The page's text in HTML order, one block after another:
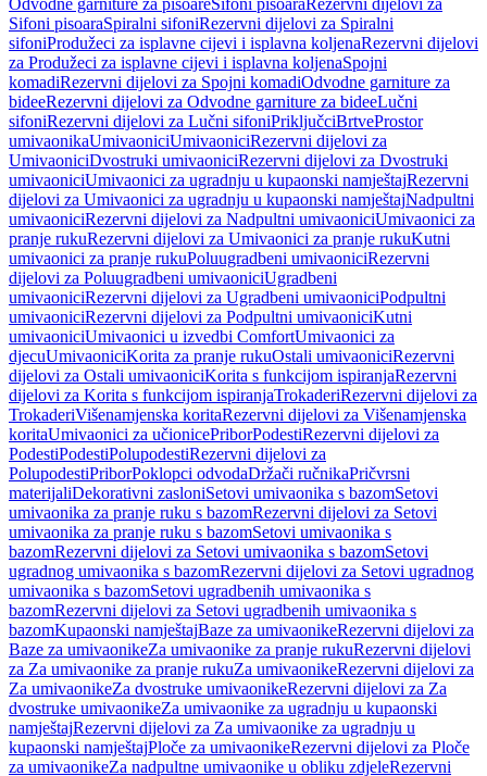
Odvodne garniture za pisoareSifoni pisoaraRezervni dijelovi za
Sifoni pisoaraSpiralni sifoniRezervni dijelovi za Spiralni
sifoniProdužeci za isplavne cijevi i isplavna koljenaRezervni dijelovi
za Produžeci za isplavne cijevi i isplavna koljenaSpojni
komadiRezervni dijelovi za Spojni komadiOdvodne garniture za
bideeRezervni dijelovi za Odvodne garniture za bideeLučni
sifoniRezervni dijelovi za Lučni sifoniPriključciBrtveProstor
umivaonikaUmivaoniciUmivaoniciRezervni dijelovi za
UmivaoniciDvostruki umivaoniciRezervni dijelovi za Dvostruki
umivaoniciUmivaonici za ugradnju u kupaonski namještajRezervni
dijelovi za Umivaonici za ugradnju u kupaonski namještajNadpultni
umivaoniciRezervni dijelovi za Nadpultni umivaoniciUmivaonici za
pranje rukuRezervni dijelovi za Umivaonici za pranje rukuKutni
umivaonici za pranje rukuPoluugradbeni umivaoniciRezervni
dijelovi za Poluugradbeni umivaoniciUgradbeni
umivaoniciRezervni dijelovi za Ugradbeni umivaoniciPodpultni
umivaoniciRezervni dijelovi za Podpultni umivaoniciKutni
umivaoniciUmivaonici u izvedbi ComfortUmivaonici za
djecuUmivaoniciKorita za pranje rukuOstali umivaoniciRezervni
dijelovi za Ostali umivaoniciKorita s funkcijom ispiranjaRezervni
dijelovi za Korita s funkcijom ispiranjaTrokaderiRezervni dijelovi za
TrokaderiVišenamjenska koritaRezervni dijelovi za Višenamjenska
koritaUmivaonici za učionicePriborPodestiRezervni dijelovi za
PodestiPodestiPolupodestiRezervni dijelovi za
PolupodestiPriborPoklopci odvodaDržači ručnikaPričvrsni
materijaliDekorativni zasloniSetovi umivaonika s bazomSetovi
umivaonika za pranje ruku s bazomRezervni dijelovi za Setovi
umivaonika za pranje ruku s bazomSetovi umivaonika s
bazomRezervni dijelovi za Setovi umivaonika s bazomSetovi
ugradnog umivaonika s bazomRezervni dijelovi za Setovi ugradnog
umivaonika s bazomSetovi ugradbenih umivaonika s
bazomRezervni dijelovi za Setovi ugradbenih umivaonika s
bazomKupaonski namještajBaze za umivaonikeRezervni dijelovi za
Baze za umivaonikeZa umivaonike za pranje rukuRezervni dijelovi
za Za umivaonike za pranje rukuZa umivaonikeRezervni dijelovi za
Za umivaonikeZa dvostruke umivaonikeRezervni dijelovi za Za
dvostruke umivaonikeZa umivaonike za ugradnju u kupaonski
namještajRezervni dijelovi za Za umivaonike za ugradnju u
kupaonski namještajPloče za umivaonikeRezervni dijelovi za Ploče
za umivaonikeZa nadpultne umivaonike u obliku zdjeleRezervni